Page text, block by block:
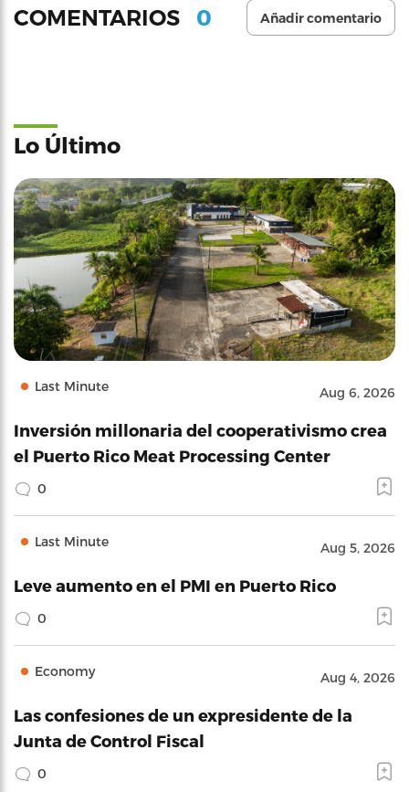
COMENTARIOS 0 Añadir comentario
Lo Último
Last Minute Aug 6, 2026
Inversión millonaria del cooperativismo crea
el Puerto Rico Meat Processing Center
0
Last Minute Aug 5, 2026
Leve aumento en el PMI en Puerto Rico
0
Economy Aug 4, 2026
Las confesiones de un expresidente de la
Junta de Control Fiscal
0